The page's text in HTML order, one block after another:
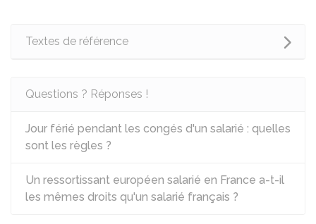
Textes de référence
Questions ? Réponses !
Jour férié pendant les congés d'un salarié : quelles
sont les règles ?
Un ressortissant européen salarié en France a-t-il
les mêmes droits qu'un salarié français ?